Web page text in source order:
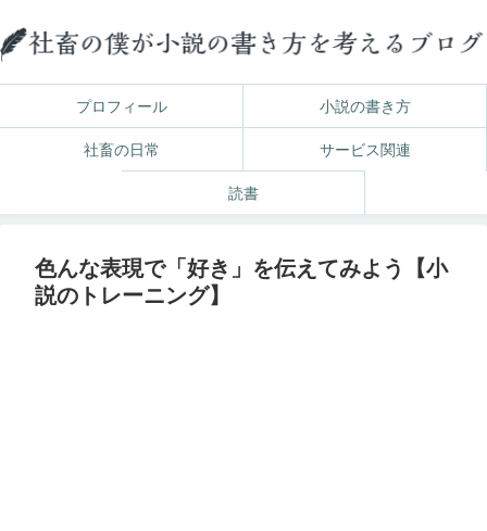
プロフィール 小説の書き方
社畜の日常 サービス関連
読書
色んな表現で「好き」を伝えてみよう【小
説のトレーニング】